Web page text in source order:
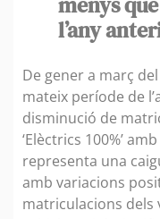
l’any
De gener a març
mateix període de
disminució de
‘Elèctrics 100%’
representa una
amb variacions
matriculacions dels